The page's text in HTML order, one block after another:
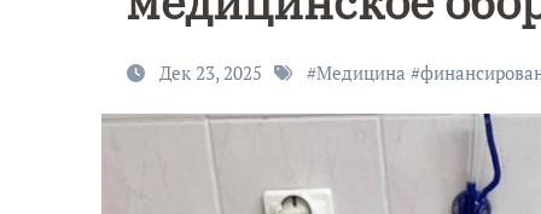
Дек 23, 2025 #Медицина #